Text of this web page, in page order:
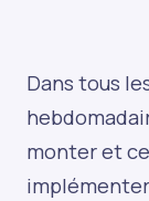
Dans tous
monter et
implémenter